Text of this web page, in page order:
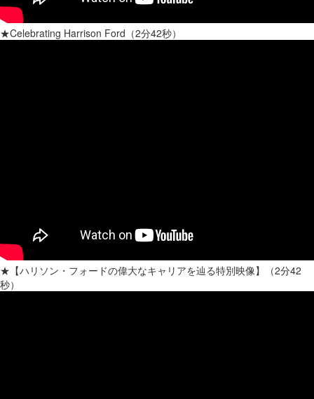
★Celebrating Harrison Ford（2分42秒）
★【ハリソン・フォードの偉大なキャリアを辿る特別映像】（2分42
秒）